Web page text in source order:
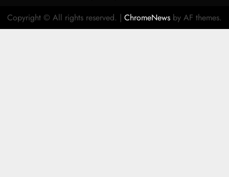
Copyright © All rights reserved. | ChromeNews by AF themes.